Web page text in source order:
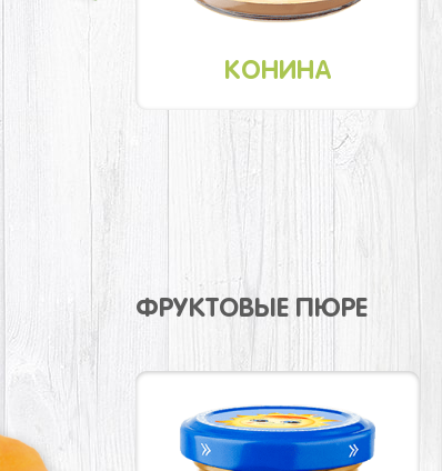
КОНИНА
ФРУКТОВЫЕ ПЮРЕ